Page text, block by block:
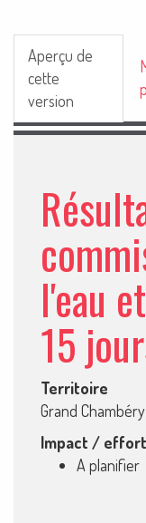
Aperçu de
cette
version
l'eau
15
Territoire
Grand Chambéry
Impact / effort
A planifier